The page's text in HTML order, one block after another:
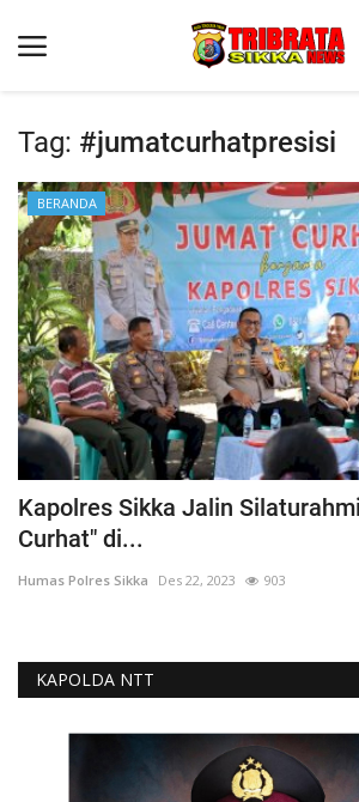
Beranda
Terms & Conditions
Reskrim
Binkam
Lantas
Polisi Kita
Giat Ops
Tag: #jumatcurhatpresisi
BERANDA
Kapolres Sikka Jalin
Curhat" di...
Humas Polres Sikka Des 22, 2023 903
KAPOLDA NTT